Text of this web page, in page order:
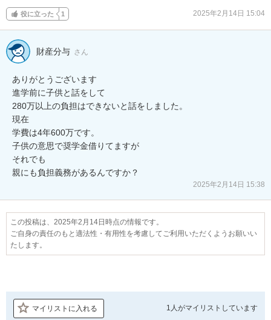
役に立った 1 2025年2月14日 15:04
財産分与 さん
ありがとうございます
進学前に子供と話をして
280万以上の負担はできないと話をしました。
現在
学費は4年600万です。
子供の意思で奨学金借りてますが
それでも
2025年2月14日 15:38
この投稿は、2025年2月14日時点の情報です。
ご自身の責任のもと適法性・有用性を考慮してご利用いただくようお願いい
たします。
マイリストに入れる 1人がマイリストしています